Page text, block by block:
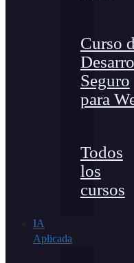
Curso
Seguro
para
Todos
los
cursos
IA
Aplicada